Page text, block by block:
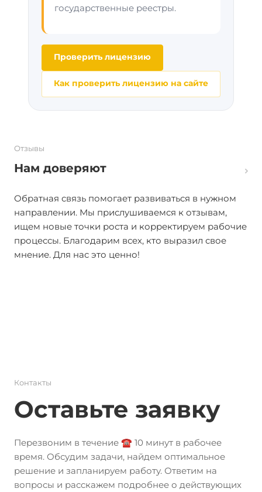
государственные реестры.
Проверить лицензию
Как проверить лицензию на сайте
Отзывы
Нам доверяют
Обратная связь помогает развиваться в нужном
направлении. Мы прислушиваемся к отзывам,
ищем новые точки роста и корректируем рабочие
процессы. Благодарим всех, кто выразил свое
мнение. Для нас это ценно!
Контакты
Оставьте заявку
Перезвоним в течение ☎️ 10 минут в рабочее
время. Обсудим задачи, найдем оптимальное
решение и запланируем работу. Ответим на
вопросы и расскажем подробнее о действующих